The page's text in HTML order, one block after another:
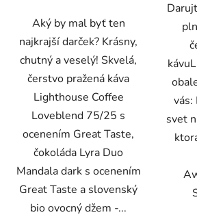
Aký by mal byť ten
najkrajší darček? Krásny,
chutný a veselý! Skvelá,
čerstvo pražená káva
Lighthouse Coffee
Loveblend 75/25 s
ocenením Great Taste,
čokoláda Lyra Duo
Mandala dark s ocenením
Great Taste a slovenský
bio ovocný džem -...
vás:
svet